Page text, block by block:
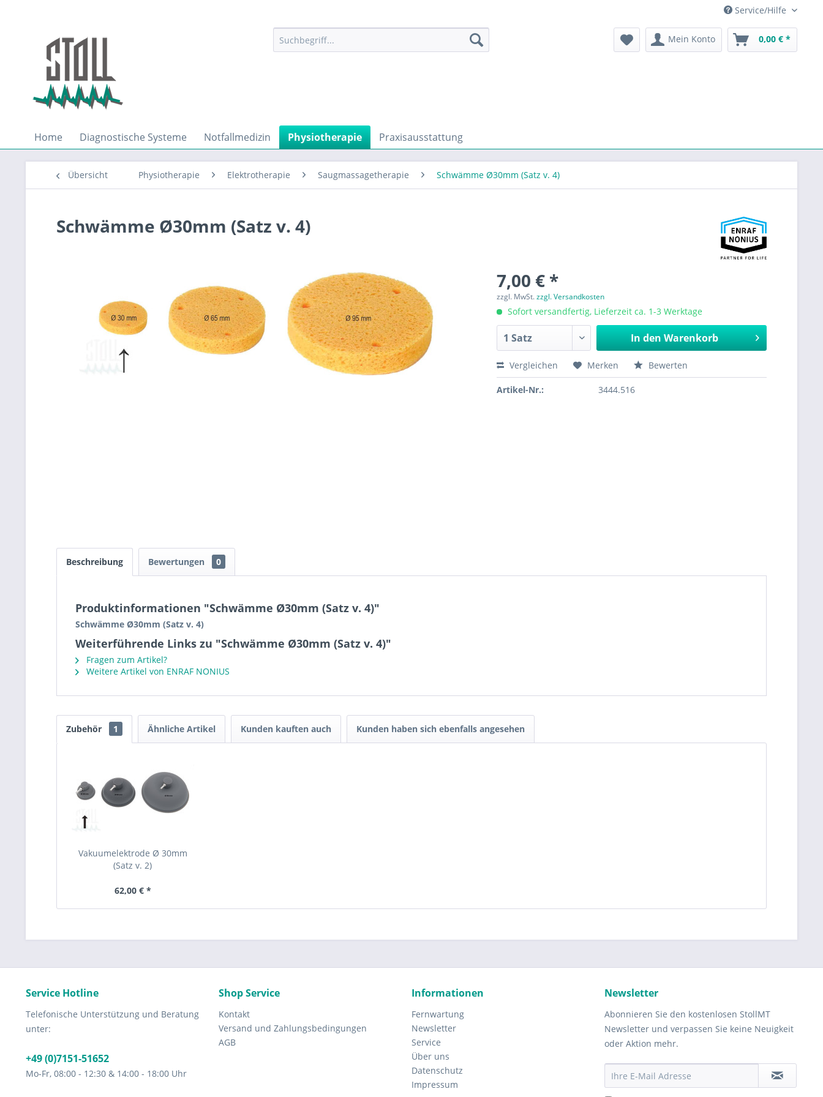
Service/Hilfe
Mein Konto 0,00 € *
Home Diagnostische Systeme Notfallmedizin Physiotherapie Praxisausstattung
Übersicht Physiotherapie Elektrotherapie Saugmassagetherapie Schwämme Ø30mm (Satz v. 4)
Schwämme Ø30mm (Satz v. 4)
7,00 € *
zzgl. MwSt.zzgl. Versandkosten
Sofort versandfertig, Lieferzeit ca. 1-3 Werktage
In den Warenkorb
Vergleichen Merken Bewerten
Artikel-Nr.: 3444.516
Beschreibung Bewertungen 0
Produktinformationen "Schwämme Ø30mm (Satz v. 4)"
Schwämme Ø30mm (Satz v. 4)
Weiterführende Links zu "Schwämme Ø30mm (Satz v. 4)"
Fragen zum Artikel?
Weitere Artikel von ENRAF NONIUS
Zubehör 1 Ähnliche Artikel Kunden kauften auch Kunden haben sich ebenfalls angesehen
Vakuumelektrode Ø 30mm
(Satz v. 2)
62,00 € *
Service Hotline
Telefonische Unterstützung und Beratung
unter:
+49 (0)7151-51652
Mo-Fr, 08:00 - 12:30 & 14:00 - 18:00 Uhr
Shop Service
Kontakt
Versand und Zahlungsbedingungen
AGB
Informationen
Fernwartung
Newsletter
Service
Über uns
Datenschutz
Impressum
Newsletter
Abonnieren Sie den kostenlosen StollMT
Newsletter und verpassen Sie keine Neuigkeit
oder Aktion mehr.